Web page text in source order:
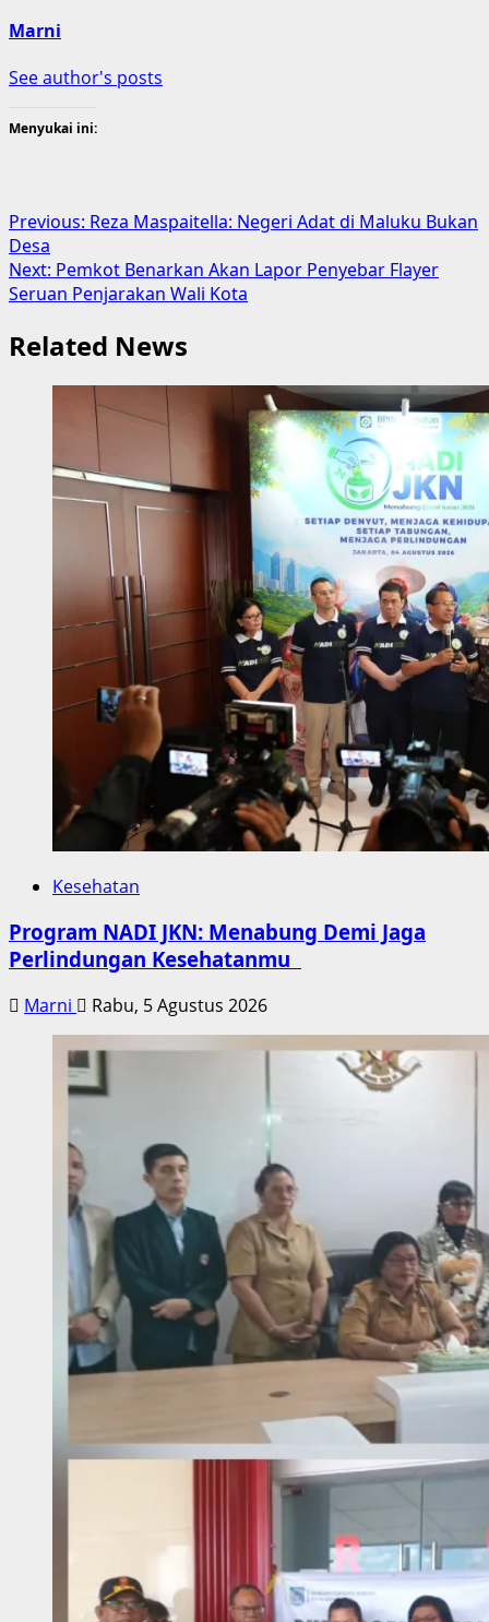
Marni
See author's posts
Menyukai ini:
Post
navigation
Previous: Reza Maspaitella: Negeri Adat di Maluku Bukan
Desa
Next: Pemkot Benarkan Akan Lapor Penyebar Flayer
Seruan Penjarakan Wali Kota
Related News
Kesehatan
Program NADI JKN: Menabung Demi Jaga
Perlindungan Kesehatanmu
Marni Rabu, 5 Agustus 2026